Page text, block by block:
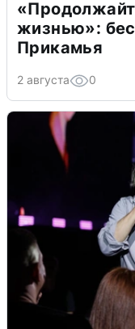
жизнью»:
Прикамья
2 августа 0